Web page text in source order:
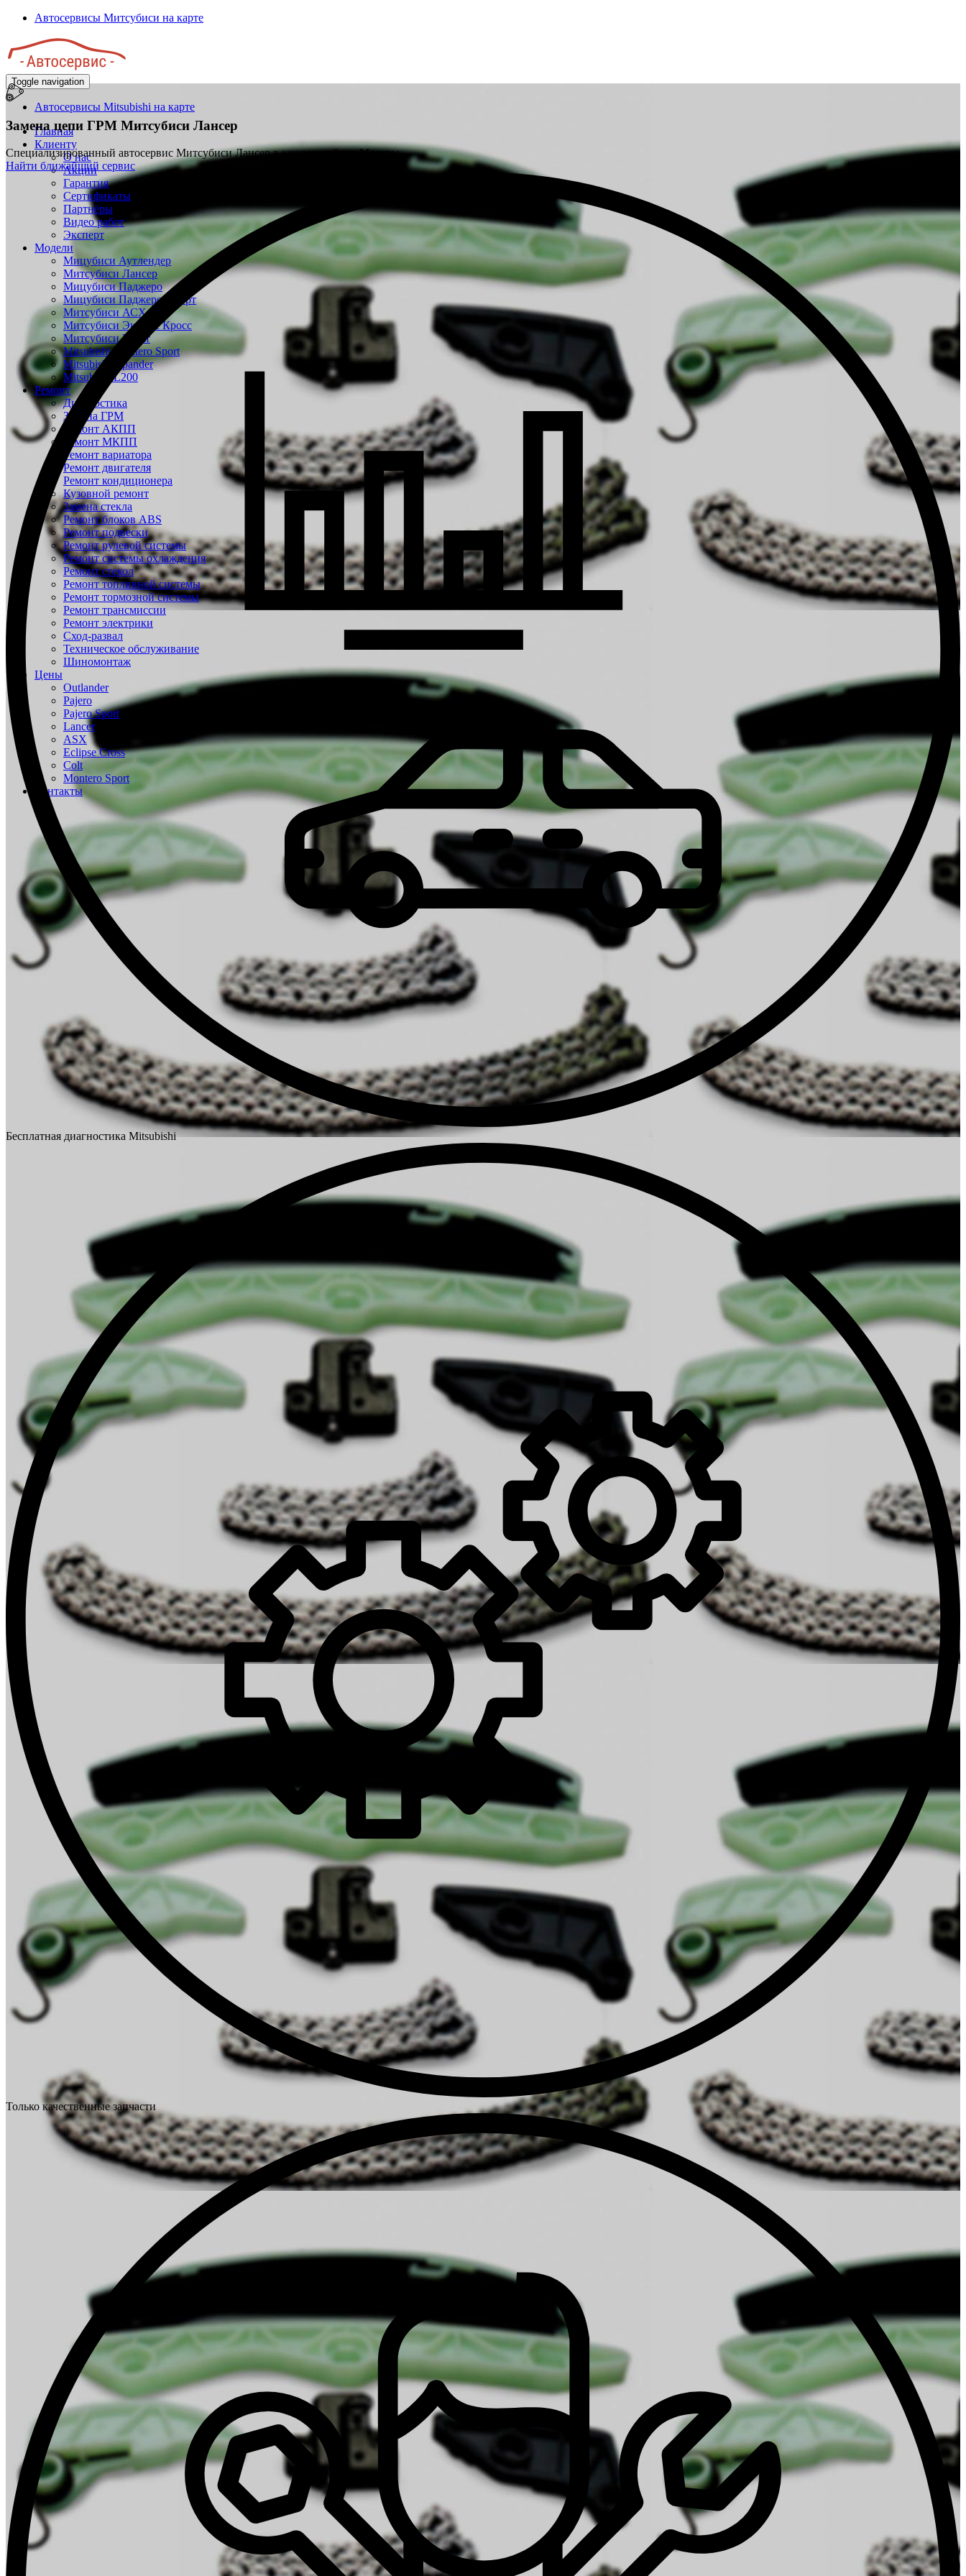
Перейти
основному
содержанию
Автосервисы Митсубиси на карте
Toggle navigation
Автосервисы Mitsubishi на карте
Главная
Клиенту
О нас
Акции
Гарантия
Сертификаты
Партнёры
Видео работ
Эксперт
Модели
Мицубиси Аутлендер
Митсубиси Лансер
Мицубиси Паджеро
Мицубиси Паджеро Спорт
Митсубиси АСХ
Митсубиси Эклипс Кросс
Митсубиси Кольт
Mitsubishi Montero Sport
Mitsubishi Xpander
Mitsubishi L200
Ремонт
Диагностика
Замена ГРМ
Ремонт АКПП
Ремонт МКПП
Ремонт вариатора
Ремонт двигателя
Ремонт кондиционера
Кузовной ремонт
Замена стекла
Ремонт блоков ABS
Ремонт подвески
Ремонт рулевой системы
Ремонт системы охлаждения
Ремонт стекол
Ремонт топливной системы
Ремонт тормозной системы
Ремонт трансмиссии
Ремонт электрики
Сход-развал
Техническое обслуживание
Шиномонтаж
Цены
Outlander
Pajero
Pajero Sport
Lancer
ASX
Eclipse Cross
Colt
Montero Sport
Контакты
Замена цепи ГРМ Митсубиси Лансер
Специализированный автосервис Митсубиси Лансер в каждом районе Москвы
Найти ближайший сервис
Бесплатная диагностика Mitsubishi
Только качественные запчасти